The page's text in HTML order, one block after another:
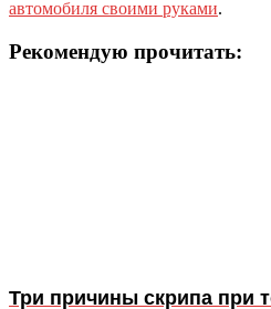
автомобиля своими руками.
Рекомендую прочитать:
Три причины скрипа при